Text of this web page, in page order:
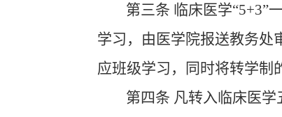
第三条 临床医学“5+3”
学习，由医学院报送教务处
应班级学习，同时将转学制
第四条 凡转入临床医